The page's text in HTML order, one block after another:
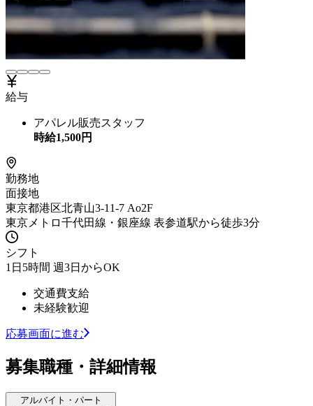
給与
アパレル販売スタッフ
時給1,500円
勤務地
面接地
東京都港区北青山3-11-7 Ao2F
東京メトロ千代田線・銀座線 表参道駅から徒歩3分
シフト
1日5時間 週3日からOK
交通費支給
未経験歓迎
応募画面に進む
募集職種・詳細情報
アルバイト・パート